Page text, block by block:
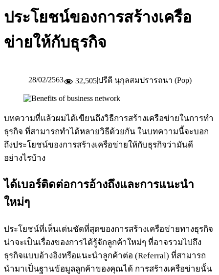
ประโยชน์ของการสร้างเครือ
ข่ายให้กับธุรกิจ
28/02/2563 32,505|ปรีดี นุกุลสมปรารถนา (Pop)
บทความที่แล้วผมได้เขียนถึงวิธีการสร้างเครือข่ายในการทำ
ธุรกิจ ที่สามารถทำได้หลายวิธีด้วยกัน ในบทความนี้จะบอก
ถึงประโยชน์ของการสร้างเครือข่ายให้กับธุรกิจว่ามันดี
อย่างไรบ้าง
ได้เบอร์ติดต่อการอ้างถึงและการแนะนำ
ใหม่ๆ
ประโยชน์ที่เห็นเด่นชัดที่สุดของการสร้างเครือข่ายทางธุรกิจ
น่าจะเป็นเรื่องของการได้รู้จักลูกค้าใหม่ๆ ที่อาจรวมไปถึง
ธุรกิจแบบอ้างอิงหรือแนะนำลูกค้าต่อ (Referral) ที่สามารถ
นำมาเป็นฐานข้อมูลลูกค้าของคุณได้ การสร้างเครือข่ายนั้น